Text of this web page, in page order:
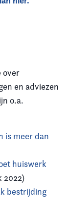
over
en adviezen
o.a.
is meer dan
huiswerk
2022)
bestrijding